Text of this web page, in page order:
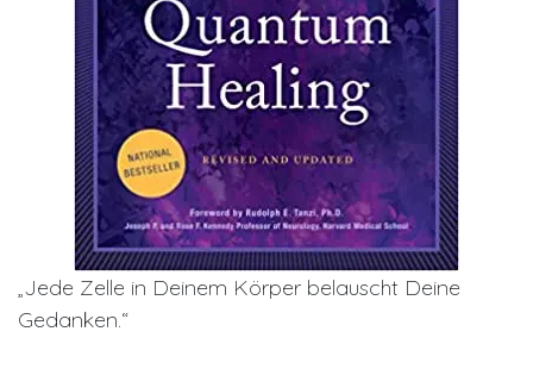
„Jede Zelle in Deinem Körper belauscht Deine
Gedanken.“